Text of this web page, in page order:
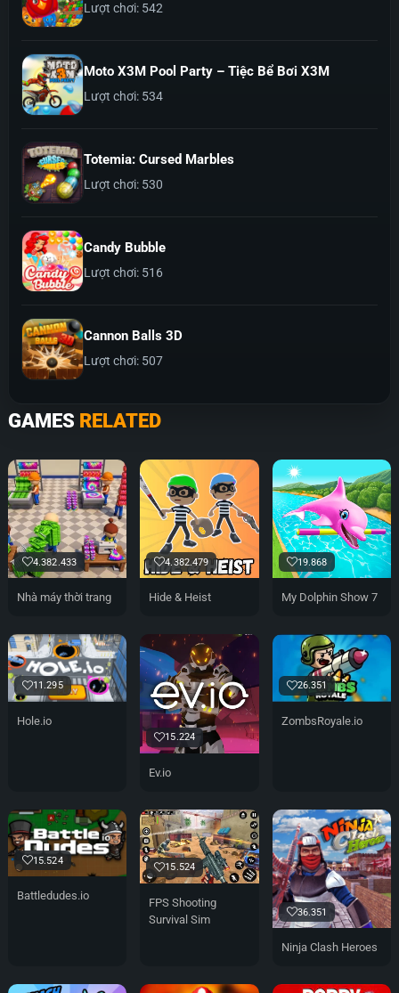
Lượt chơi: 542
Moto X3M Pool Party – Tiệc Bể Bơi X3M
Lượt chơi: 534
Totemia: Cursed Marbles
Lượt chơi: 530
Candy Bubble
Lượt chơi: 516
Cannon Balls 3D
Lượt chơi: 507
GAMES RELATED
4.382.433
Nhà máy thời trang
4.382.479
Hide & Heist
19.868
My Dolphin Show 7
11.295
Hole.io
15.224
Ev.io
26.351
ZombsRoyale.io
15.524
Battledudes.io
15.524
FPS Shooting
Survival Sim
36.351
Ninja Clash Heroes